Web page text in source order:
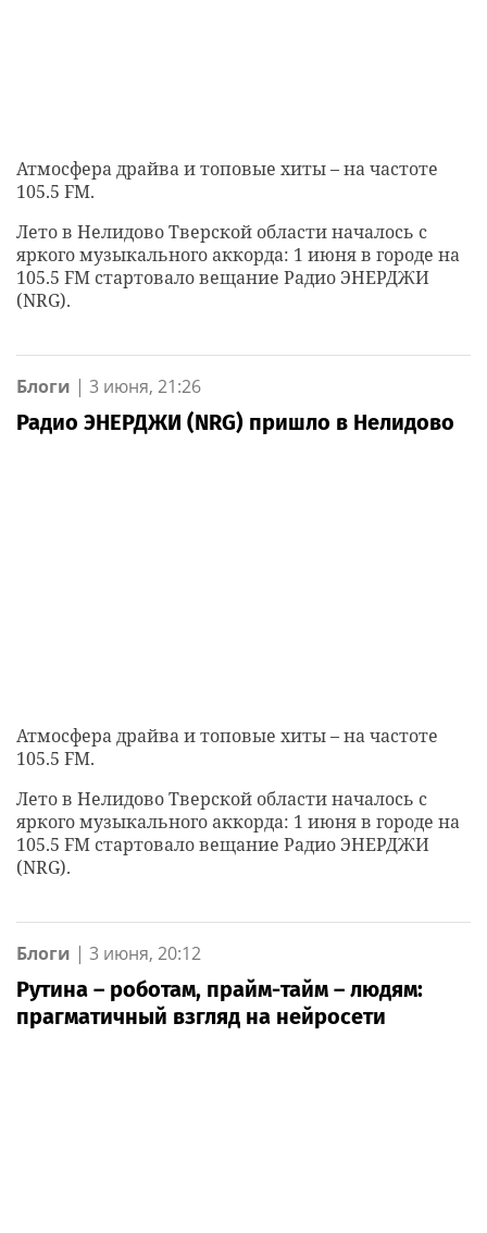
Атмосфера драйва и топовые хиты – на частоте
105.5 FM.
Лето в Нелидово Тверской области началось с
яркого музыкального аккорда: 1 июня в городе на
105.5 FM стартовало вещание Радио ЭНЕРДЖИ
(NRG).
Блоги | 3 июня, 21:26
Радио ЭНЕРДЖИ (NRG) пришло в Нелидово
Атмосфера драйва и топовые хиты – на частоте
105.5 FM.
Лето в Нелидово Тверской области началось с
яркого музыкального аккорда: 1 июня в городе на
105.5 FM стартовало вещание Радио ЭНЕРДЖИ
(NRG).
Блоги | 3 июня, 20:12
Рутина – роботам, прайм-тайм – людям:
прагматичный взгляд на нейросети